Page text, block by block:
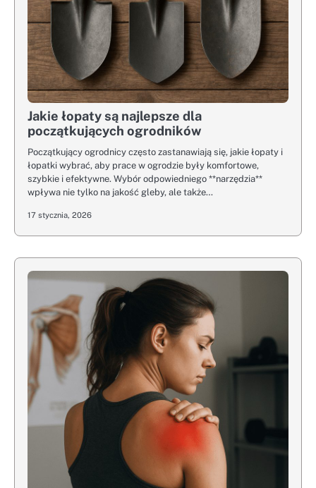
Jakie łopaty są najlepsze dla
początkujących ogrodników
Początkujący ogrodnicy często zastanawiają się, jakie łopaty i
łopatki wybrać, aby prace w ogrodzie były komfortowe,
szybkie i efektywne. Wybór odpowiedniego **narzędzia**
wpływa nie tylko na jakość gleby, ale także…
17 stycznia, 2026